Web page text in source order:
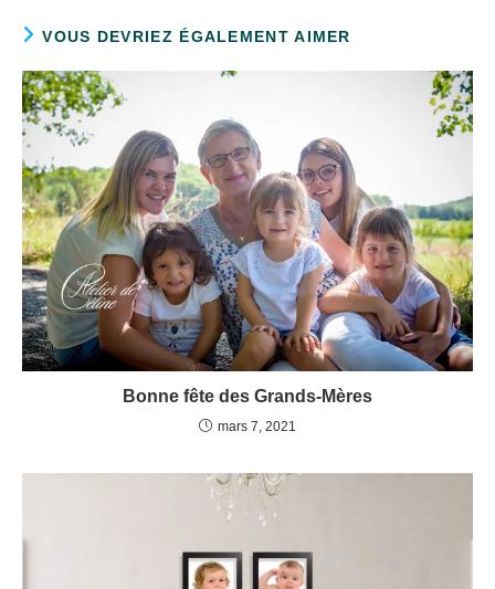
VOUS DEVRIEZ ÉGALEMENT AIMER
Bonne fête des Grands-Mères
mars 7, 2021